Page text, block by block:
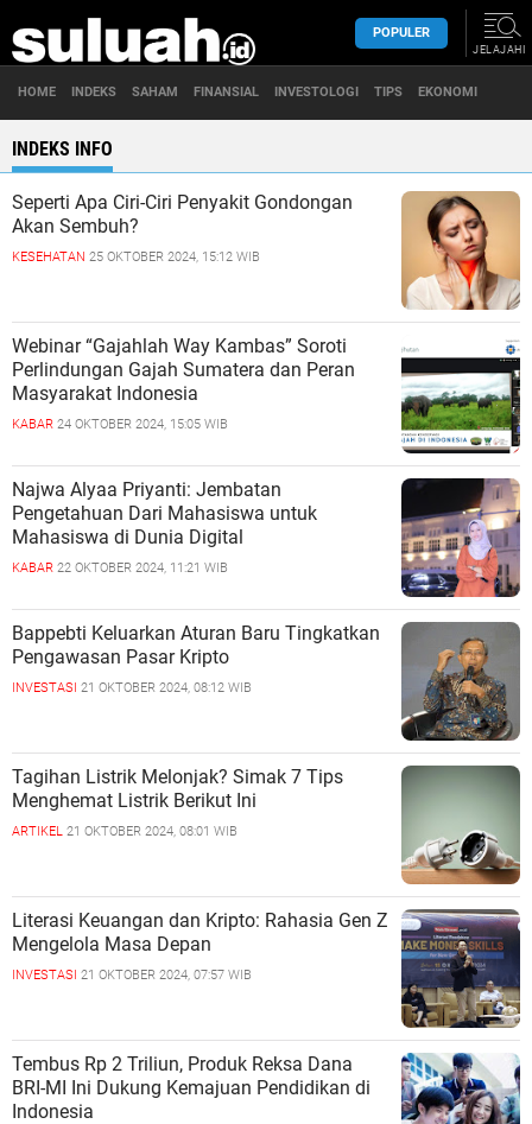
POPULER
JELAJAHI
HOME INDEKS SAHAM FINANSIAL INVESTOLOGI TIPS EKONOMI
INDEKS INFO
Seperti Apa Ciri-Ciri Penyakit Gondongan
Akan Sembuh?
KESEHATAN 25 OKTOBER 2024, 15:12 WIB
Webinar “Gajahlah Way Kambas” Soroti
Perlindungan Gajah Sumatera dan Peran
Masyarakat Indonesia
KABAR 24 OKTOBER 2024, 15:05 WIB
Najwa Alyaa Priyanti: Jembatan
Pengetahuan Dari Mahasiswa untuk
Mahasiswa di Dunia Digital
KABAR 22 OKTOBER 2024, 11:21 WIB
Bappebti Keluarkan Aturan Baru Tingkatkan
Pengawasan Pasar Kripto
INVESTASI 21 OKTOBER 2024, 08:12 WIB
Tagihan Listrik Melonjak? Simak 7 Tips
Menghemat Listrik Berikut Ini
ARTIKEL 21 OKTOBER 2024, 08:01 WIB
Literasi Keuangan dan Kripto: Rahasia Gen Z
Mengelola Masa Depan
INVESTASI 21 OKTOBER 2024, 07:57 WIB
Tembus Rp 2 Triliun, Produk Reksa Dana
BRI-MI Ini Dukung Kemajuan Pendidikan di
Indonesia